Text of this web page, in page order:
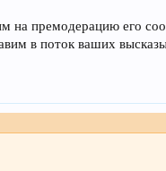
на премодерацию его
в поток ваших